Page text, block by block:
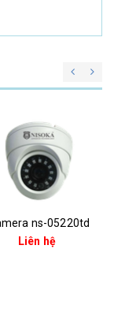
ns-05220td
Liên hệ